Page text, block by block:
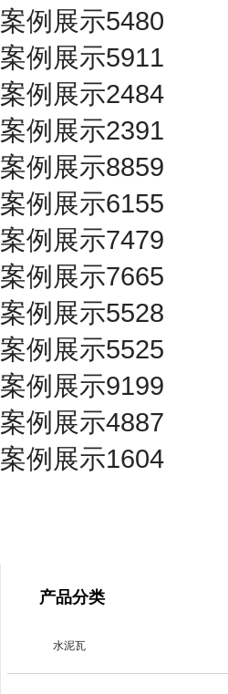
案例展示5480
案例展示5911
案例展示2484
案例展示2391
案例展示8859
案例展示6155
案例展示7479
案例展示7665
案例展示5528
案例展示5525
案例展示9199
案例展示4887
案例展示1604
产品分类
水泥瓦